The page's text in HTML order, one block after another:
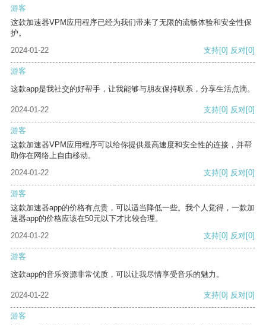
游客
这款加速器VPM应用程序已经为我们带来了无限的流畅体验和安全性保
护。
2024-01-22
支持[0] 反对[0]
游客
这款app是我社交的好帮手，让我能够与朋友保持联系，分享生活点滴。
2024-01-22 支持[0] 反对[0]
游客
这款加速器VPM应用程序可以给你提供最高速度和安全性的连接，并帮
助你在网络上自由移动。
2024-01-22
支持[0] 反对[0]
游客
这款加速器app的价格有点贵，可以适当降低一些。我个人觉得，一款加
速器app的价格应该在50元以下才比较合理。
2024-01-22
支持[0] 反对[0]
游客
这款app的音乐资源非常优质，可以让我尽情享受音乐的魅力。
2024-01-22 支持[0] 反对[0]
游客